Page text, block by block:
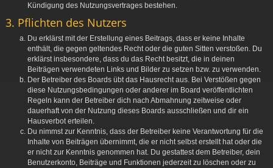
Kündigung des Nutzungsvertrages bestehen.
3. Pflichten des Nutzers
Du erklärst mit der Erstellung eines Beitrags, dass er keine Inhalte
enthält, die gegen geltendes Recht oder die guten Sitten verstoßen. Du
erklärst insbesondere, dass du das Recht besitzt, die in deinen
Beiträgen verwendeten Links und Bilder zu setzen bzw. zu verwenden.
Der Betreiber des Boards übt das Hausrecht aus. Bei Verstößen gegen
diese Nutzungsbedingungen oder anderer im Board veröffentlichten
Regeln kann der Betreiber dich nach Abmahnung zeitweise oder
dauerhaft von der Nutzung dieses Boards ausschließen und dir ein
Hausverbot erteilen.
Du nimmst zur Kenntnis, dass der Betreiber keine Verantwortung für die
Inhalte von Beiträgen übernimmt, die er nicht selbst erstellt hat oder die
er nicht zur Kenntnis genommen hat. Du gestattest dem Betreiber, dein
Benutzerkonto, Beiträge und Funktionen jederzeit zu löschen oder zu